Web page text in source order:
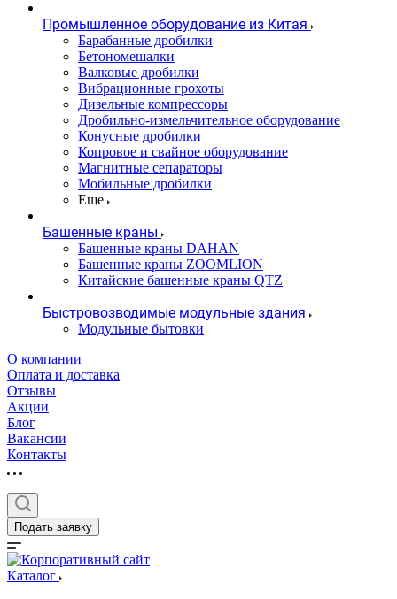
Промышленное оборудование из Китая
Барабанные дробилки
Бетономешалки
Валковые дробилки
Вибрационные грохоты
Дизельные компрессоры
Дробильно-измельчительное оборудование
Конусные дробилки
Копровое и свайное оборудование
Магнитные сепараторы
Мобильные дробилки
Еще
Башенные краны
Башенные краны DAHAN
Башенные краны ZOOMLION
Китайские башенные краны QTZ
Быстровозводимые модульные здания
Модульные бытовки
О компании
Оплата и доставка
Отзывы
Акции
Блог
Вакансии
Контакты
Подать заявку
Каталог